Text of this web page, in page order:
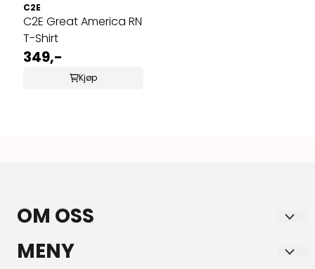
C2E
C2E Great America RN
T-Shirt
349,-
Kjøp
OM OSS
HORSE & YOU AS
MENY